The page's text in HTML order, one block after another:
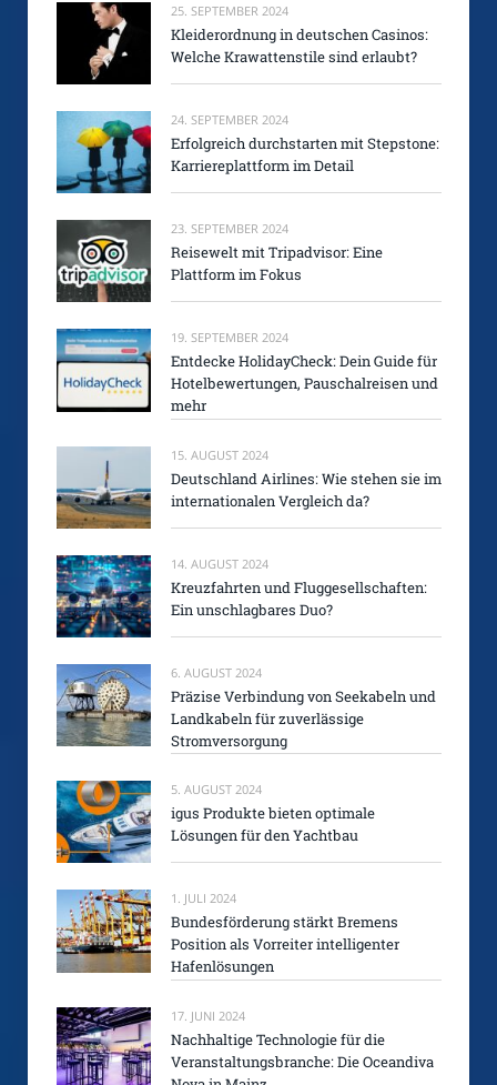
25. SEPTEMBER 2024
Kleiderordnung in deutschen Casinos:
Welche Krawattenstile sind erlaubt?
24. SEPTEMBER 2024
Erfolgreich durchstarten mit Stepstone:
Karriereplattform im Detail
23. SEPTEMBER 2024
Reisewelt mit Tripadvisor: Eine
Plattform im Fokus
19. SEPTEMBER 2024
Entdecke HolidayCheck: Dein Guide für
Hotelbewertungen, Pauschalreisen und
mehr
15. AUGUST 2024
Deutschland Airlines: Wie stehen sie im
internationalen Vergleich da?
14. AUGUST 2024
Kreuzfahrten und Fluggesellschaften:
Ein unschlagbares Duo?
6. AUGUST 2024
Präzise Verbindung von Seekabeln und
Landkabeln für zuverlässige
Stromversorgung
5. AUGUST 2024
igus Produkte bieten optimale
Lösungen für den Yachtbau
1. JULI 2024
Bundesförderung stärkt Bremens
Position als Vorreiter intelligenter
Hafenlösungen
17. JUNI 2024
Nachhaltige Technologie für die
Veranstaltungsbranche: Die Oceandiva